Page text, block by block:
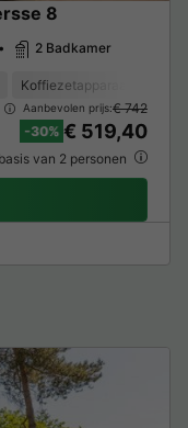
8
2 Badkamer
Koffiezetapparaat
Aanbevolen prijs:€ 742
-30% € 519,40
van 2 personen